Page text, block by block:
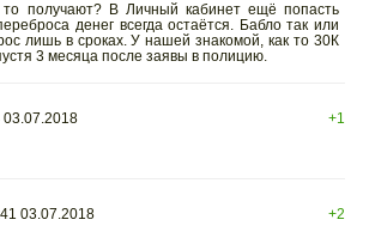
получают? В Личный кабинет ещё попасть
денег всегда остаётся. Бабло так или
лишь в сроках. У нашей знакомой, как то 30К
3 месяца после заявы в полицию.
03.07.2018
+1
03.07.2018
+2